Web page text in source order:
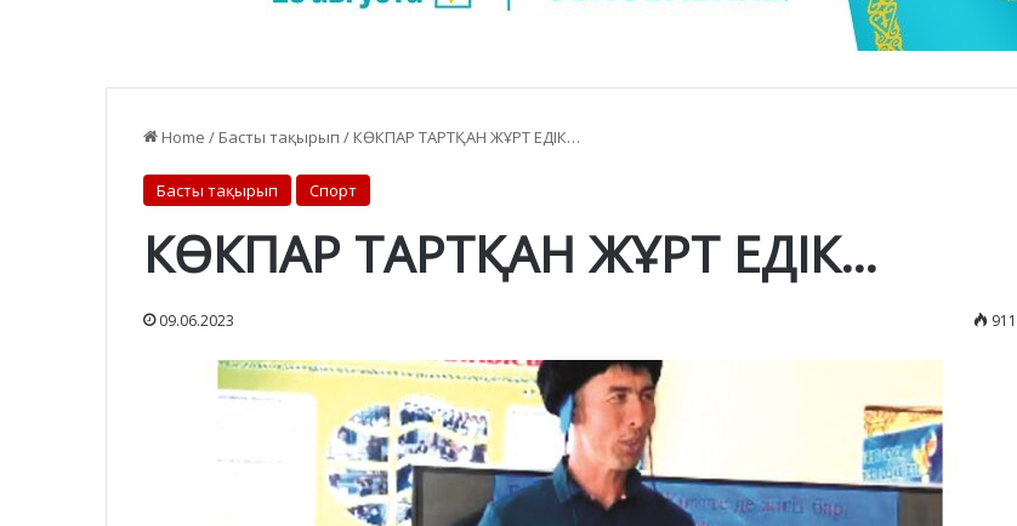
Home / Басты тақырып / КӨКПАР ТАРТҚАН ЖҰРТ ЕДІК…
Басты тақырып Спорт
КӨКПАР ТАРТҚАН ЖҰРТ ЕДІК…
09.06.2023 911